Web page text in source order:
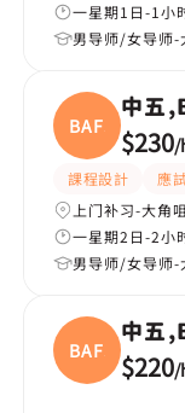
一星期1日-1小
男导师/女导师-
BAFS(
中五
$230/
課程設計 應
上门补习-大角咀
一星期2日-2小
男导师/女导师-
BAFS(
中五
$220/